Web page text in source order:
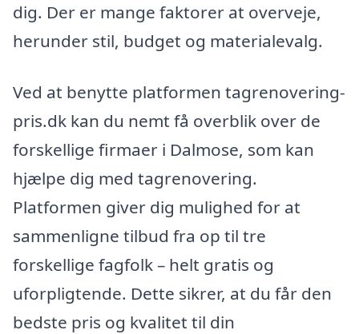
dig. Der er mange faktorer at overveje,
herunder stil, budget og materialevalg.
Ved at benytte platformen tagrenovering-
pris.dk kan du nemt få overblik over de
forskellige firmaer i Dalmose, som kan
hjælpe dig med tagrenovering.
Platformen giver dig mulighed for at
sammenligne tilbud fra op til tre
forskellige fagfolk – helt gratis og
uforpligtende. Dette sikrer, at du får den
bedste pris og kvalitet til din